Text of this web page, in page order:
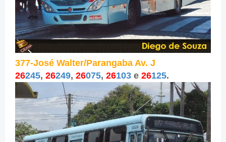
377-José Walter/Parangaba Av. J
26245, 26249, 26075, 26103 e 26125.